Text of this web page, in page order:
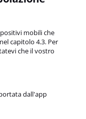
mobili che
capitolo 4.3. Per
che il vostro
dall'app